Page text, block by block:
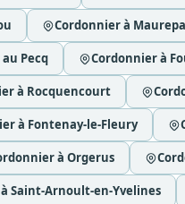
Cordonnier à
Pecq Cordonnier à
à Rocquencourt
à Fontenay-le-Fleury
à Orgerus
Saint-Arnoult-en-Yvelines